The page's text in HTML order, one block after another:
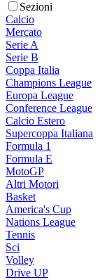
Sezioni
Calcio
Mercato
Serie A
Serie B
Coppa Italia
Champions League
Europa League
Conference League
Calcio Estero
Supercoppa Italiana
Formula 1
Formula E
MotoGP
Altri Motori
Basket
America's Cup
Nations League
Tennis
Sci
Volley
Drive UP